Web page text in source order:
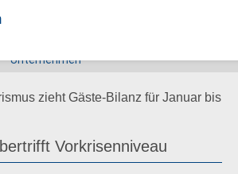
Unternehmen
zieht Gäste-Bilanz für Januar bis
Vorkrisenniveau